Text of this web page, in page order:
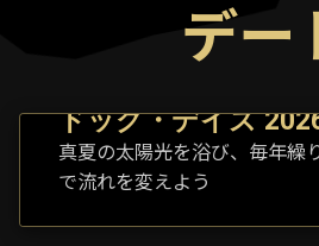
デー
ドッグ・デイズ
真夏の太陽光を浴び、毎年繰
で流れを変えよう